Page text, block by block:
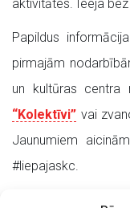
aktivitātes. Ieeja
Papildus
pirmajām
un kultūras centra
“Kolektīvi” vai
Jaunumiem
#liepajaskc.